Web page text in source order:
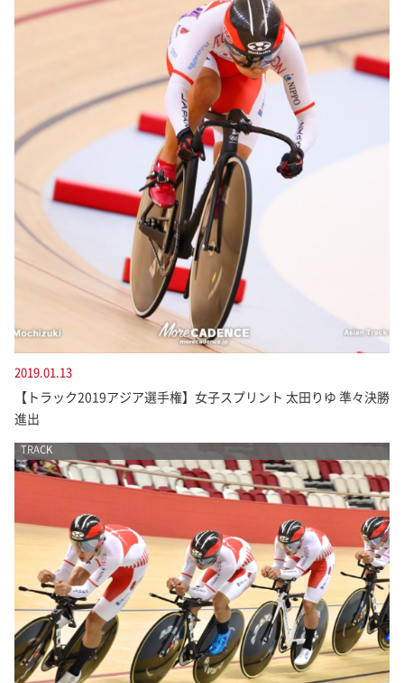
2019.01.13
【トラック2019アジア選手権】女子スプリント 太田りゆ 準々決勝
進出
TRACK